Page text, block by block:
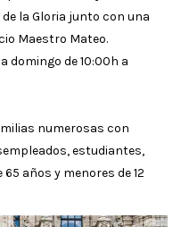
la Gloria junto con una
Maestro Mateo.
domingo de 10:00h a
numerosas con
estudiantes,
años y menores de 12